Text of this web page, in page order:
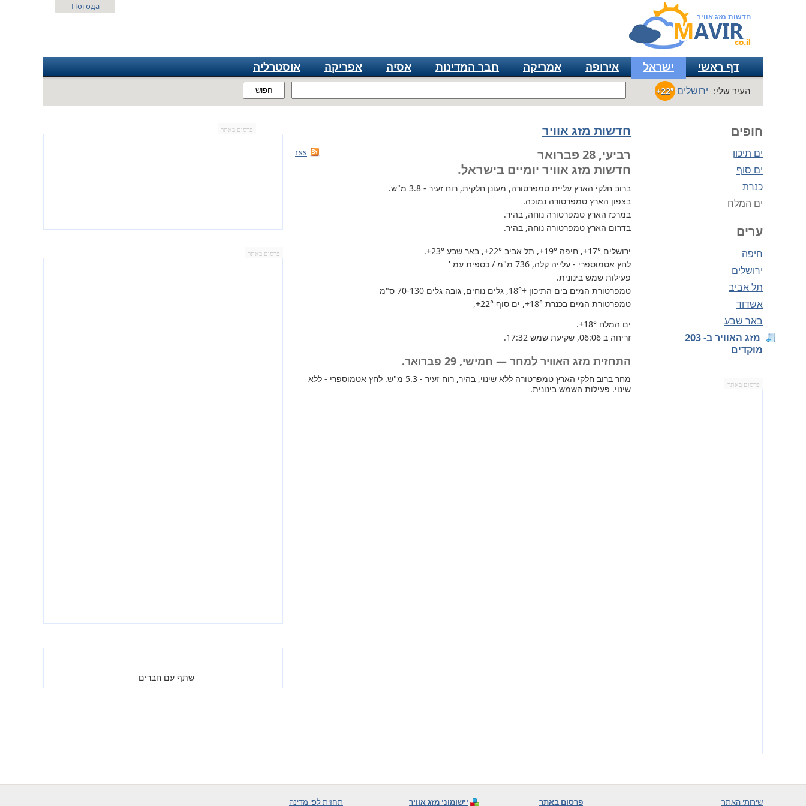
חדשות מזג אוויר
חפוש
Погода
דף ראשי ישראל אירופה אמריקה חבר המדינות אסיה אפריקה אוסטרליה
העיר שלי: ירושלים +22°
חופים
ים תיכון
ים סוף
כנרת
ים המלח
ערים
חיפה
ירושלים
תל אביב
אשדוד
באר שבע
מזג האוויר ב- 203
מוקדים
פרסום באתר
חדשות מזג אוויר
rss
רביעי, 28 פברואר
חדשות מזג אוויר יומיים בישראל.
ברוב חלקי הארץ עליית טמפרטורה, מעונן חלקית, רוח זעיר - 3.8 מ"ש.
בצפון הארץ טמפרטורה נמוכה.
במרכז הארץ טמפרטורה נוחה, בהיר.
בדרום הארץ טמפרטורה נוחה, בהיר.
ירושלים +17°, חיפה +19°, תל אביב +22°, באר שבע +23°
.
לחץ אטמוספרי - עלייה קלה, 736 מ"מ / כספית עמ '
פעילות שמש בינונית.
טמפרטורת המים בים התיכון +18°
, גלים נוחים, גובה גלים 70-130 ס"מ
טמפרטורת המים בכנרת +18°, ים סוף +22°
,
ים המלח +18°
.
זריחה ב 06:06, שקיעת שמש 17:32.
התחזית מזג האוויר למחר — חמישי, 29 פברואר.
מחר ברוב חלקי הארץ טמפרטורה ללא שינוי, בהיר, רוח זעיר - 5.3 מ"ש. לחץ אטמוספרי - ללא
שינוי. פעילות השמש בינונית.
פרסום באתר
פרסום באתר
שתף עם חברים
שירותי האתר פרסום באתר יישומוני מזג אוויר תחזית לפי מדינה